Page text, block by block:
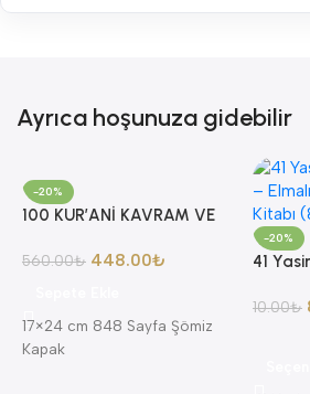
Ayrıca hoşunuza gidebilir
-20%
100 KUR’ANİ KAVRAM VE
560.00₺ 448.00₺
17×24 cm 848 Sayfa Şömiz
Kapak
-20%
41
Kitabı
10.00₺